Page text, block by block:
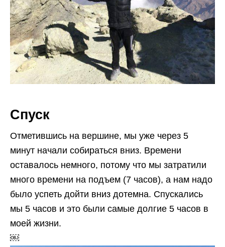
Спуск
Отметившись на вершине, мы уже через 5
минут начали собираться вниз. Времени
оставалось немного, потому что мы затратили
много времени на подъем (7 часов), а нам надо
было успеть дойти вниз дотемна. Спускались
мы 5 часов и это были самые долгие 5 часов в
моей жизни.
￼